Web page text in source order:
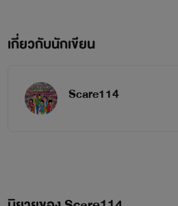
เกี่ยวกับนักเขียน
Scare114